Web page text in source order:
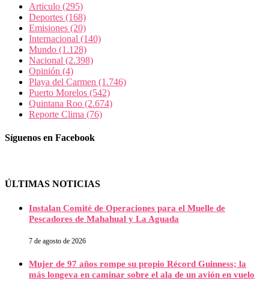
Articulo (295)
Deportes (168)
Emisiones (20)
Internacional (140)
Mundo (1.128)
Nacional (2.398)
Opinión (4)
Playa del Carmen (1.746)
Puerto Morelos (542)
Quintana Roo (2.674)
Reporte Clima (76)
Síguenos en Facebook
ÚLTIMAS NOTICIAS
Instalan Comité de Operaciones para el Muelle de
Pescadores de Mahahual y La Aguada
7 de agosto de 2026
Mujer de 97 años rompe su propio Récord Guinness; la
más longeva en caminar sobre el ala de un avión en vuelo